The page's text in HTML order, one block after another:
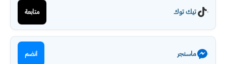
تيك توك متابعة
ماسنجر انضم